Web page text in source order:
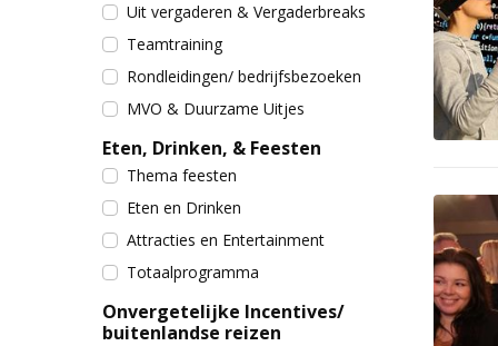
Uit vergaderen & Vergaderbreaks
Teamtraining
Rondleidingen/ bedrijfsbezoeken
MVO & Duurzame Uitjes
Eten, Drinken, & Feesten
Thema feesten
Eten en Drinken
Attracties en Entertainment
Totaalprogramma
Onvergetelijke Incentives/
buitenlandse reizen